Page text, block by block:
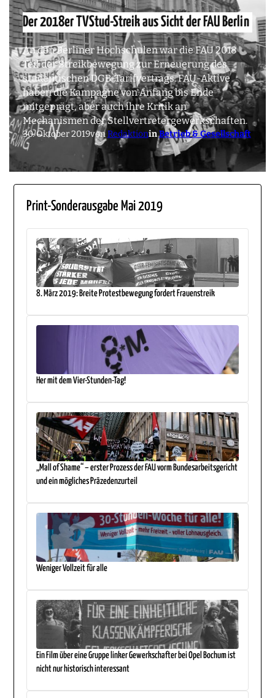
Der 2018er TVStud-Streik aus Sicht der FAU Berlin
An den Berliner Hochschulen war die FAU 2018
Teil der Streikbewegung zur Erneuerung des
studentischen DGB-Tarifvertrags. FAU-Aktive
haben die Kampagne von Anfang bis Ende
mitgeprägt, aber auch ihre Kritik an
Mechanismen der Stellvertretergewerkschaften.
30. Oktober 2019vonRedaktioninBetrieb & Gesellschaft
Print-Sonderausgabe Mai 2019
8. März 2019: Breite Protestbewegung fordert Frauenstreik
Her mit dem Vier-Stunden-Tag!
„Mall of Shame“ – erster Prozess der FAU vorm Bundesarbeitsgericht
und ein mögliches Präzedenzurteil
Weniger Vollzeit für alle
Ein Film über eine Gruppe linker Gewerkschafter bei Opel Bochum ist
nicht nur historisch interessant